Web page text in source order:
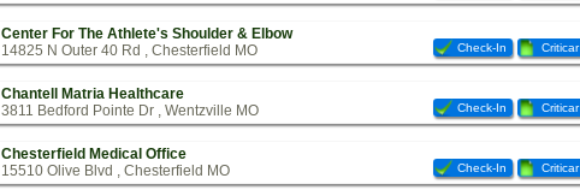
Center For The Athlete's Shoulder & Elbow
14825 N Outer 40 Rd , Chesterfield MO
Check-In Criticar
Chantell Matria Healthcare
3811 Bedford Pointe Dr , Wentzville MO
Check-In Criticar
Chesterfield Medical Office
15510 Olive Blvd , Chesterfield MO
Check-In Criticar